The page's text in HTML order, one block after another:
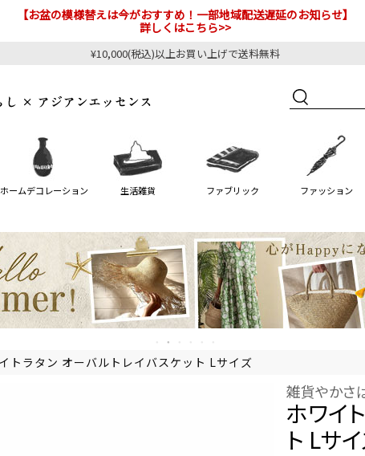
【お盆の模様替えは今がおすすめ！一部地域配送遅延のお知らせ】
詳しくはこちら>>
¥10,000(税込)以上お買い上げで送料無料
ホームデコレーション 生活雑貨 ファブリック ファッション
トラタン オーバルトレイバスケット Lサイズ
雑貨やかさ
ホワイ
ト Lサ